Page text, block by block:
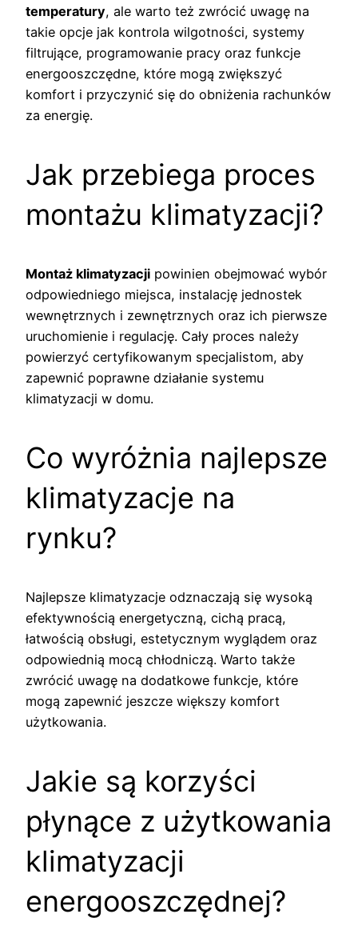
temperatury, ale warto też zwrócić uwagę na
takie opcje jak kontrola wilgotności, systemy
filtrujące, programowanie pracy oraz funkcje
energooszczędne, które mogą zwiększyć
komfort i przyczynić się do obniżenia rachunków
za energię.
Jak przebiega proces
montażu klimatyzacji?
Montaż klimatyzacji powinien obejmować wybór
odpowiedniego miejsca, instalację jednostek
wewnętrznych i zewnętrznych oraz ich pierwsze
uruchomienie i regulację. Cały proces należy
powierzyć certyfikowanym specjalistom, aby
zapewnić poprawne działanie systemu
klimatyzacji w domu.
Co wyróżnia najlepsze
klimatyzacje na
rynku?
Najlepsze klimatyzacje odznaczają się wysoką
efektywnością energetyczną, cichą pracą,
łatwością obsługi, estetycznym wyglądem oraz
odpowiednią mocą chłodniczą. Warto także
zwrócić uwagę na dodatkowe funkcje, które
mogą zapewnić jeszcze większy komfort
użytkowania.
Jakie są korzyści
płynące z użytkowania
klimatyzacji
energooszczędnej?